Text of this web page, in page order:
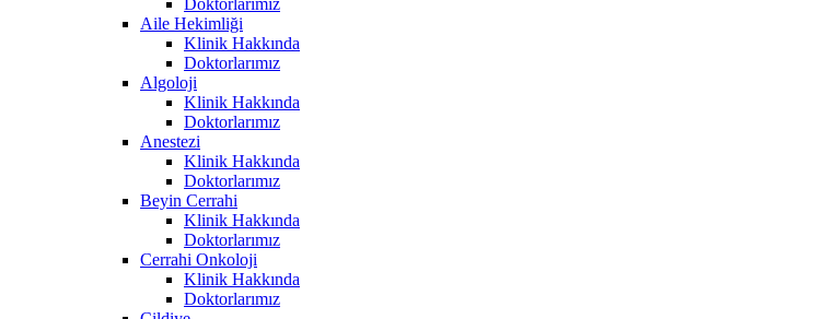
Aile Hekimliği
Klinik Hakkında
Doktorlarımız
Algoloji
Klinik Hakkında
Doktorlarımız
Anestezi
Klinik Hakkında
Doktorlarımız
Beyin Cerrahi
Klinik Hakkında
Doktorlarımız
Cerrahi Onkoloji
Klinik Hakkında
Doktorlarımız